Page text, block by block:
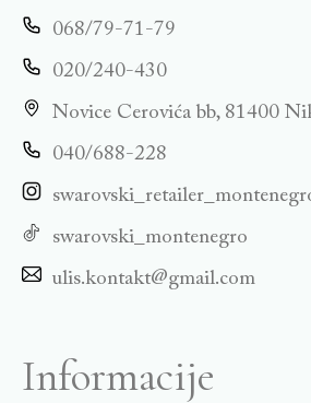
068/79-71-79
020/240-430
Novice Cerovića bb, 81400
040/688-228
swarovski_montenegro
ulis.kontakt@gmail.com
Informacije